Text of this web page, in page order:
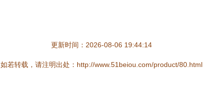
更新时间：2026-08-06 19:44:14
如若转载，请注明出处：http://www.51beiou.com/product/80.html